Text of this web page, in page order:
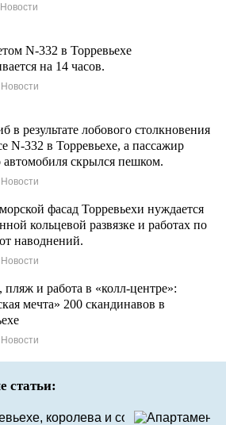
N-332 в Торревьехе
на 14 часов.
в результате лобового столкновения
N-332 в Торревьехе, а пассажир
автомобиля скрылся пешком.
фасад Торревьехи нуждается
кольцевой развязке и работах по
наводнений.
и работа в «колл-центре»:
мечта» 200 скандинавов в
статьи: